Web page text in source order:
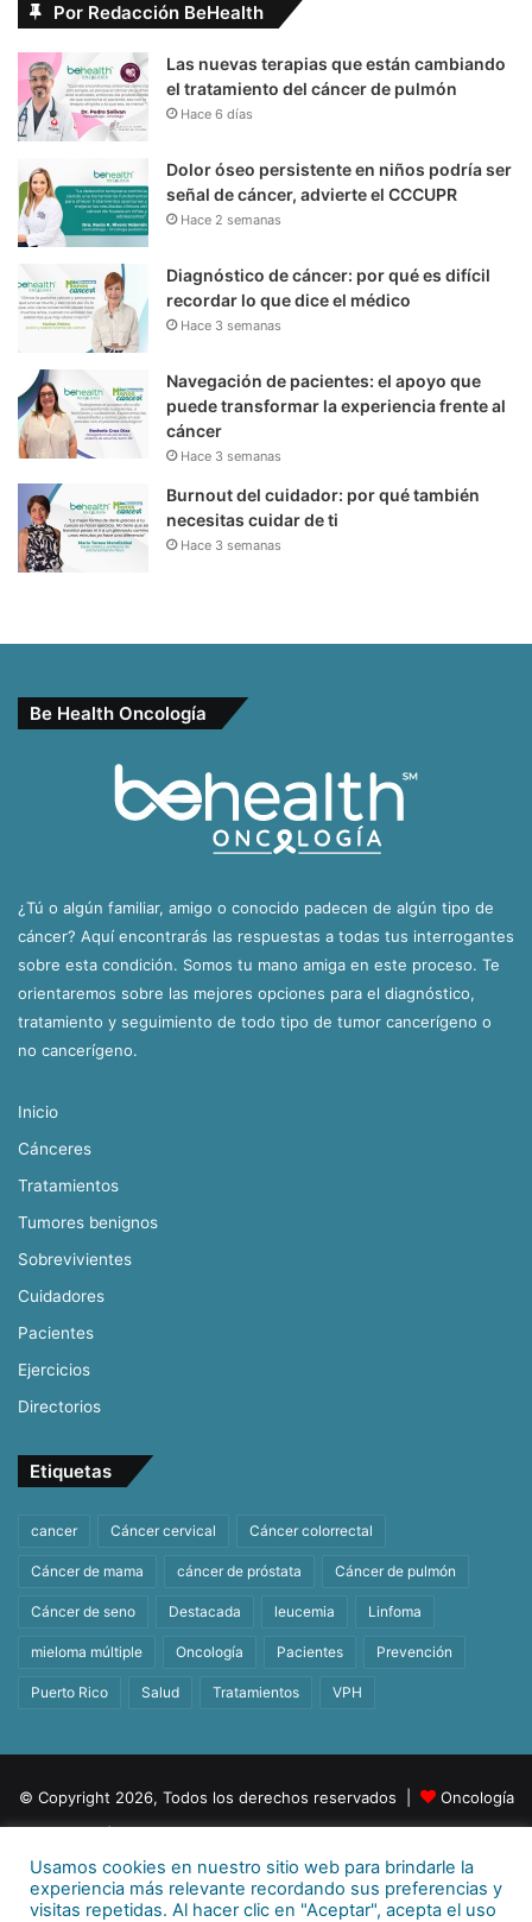
Por Redacción BeHealth
Las nuevas terapias que están cambiando
el tratamiento del cáncer de pulmón
Hace 6 días
Dolor óseo persistente en niños podría ser
señal de cáncer, advierte el CCCUPR
Hace 2 semanas
Diagnóstico de cáncer: por qué es difícil
recordar lo que dice el médico
Hace 3 semanas
Navegación de pacientes: el apoyo que
puede transformar la experiencia frente al
cáncer
Hace 3 semanas
Burnout del cuidador: por qué también
necesitas cuidar de ti
Hace 3 semanas
Be Health Oncología
¿Tú o algún familiar, amigo o conocido padecen de algún tipo de
cáncer? Aquí encontrarás las respuestas a todas tus interrogantes
sobre esta condición. Somos tu mano amiga en este proceso. Te
orientaremos sobre las mejores opciones para el diagnóstico,
tratamiento y seguimiento de todo tipo de tumor cancerígeno o
no cancerígeno.
Inicio
Cánceres
Tratamientos
Tumores benignos
Sobrevivientes
Cuidadores
Pacientes
Ejercicios
Directorios
Etiquetas
cancer Cáncer cervical Cáncer colorrectal
Cáncer de mama cáncer de próstata Cáncer de pulmón
Cáncer de seno Destacada leucemia Linfoma
mieloma múltiple Oncología Pacientes Prevención
Puerto Rico Salud Tratamientos VPH
© Copyright 2026, Todos los derechos reservados |
Oncología
Para más información
E-mail:info@behealthpr.com
Usamos cookies en nuestro sitio web para brindarle la
experiencia más relevante recordando sus preferencias y
visitas repetidas. Al hacer clic en "Aceptar", acepta el uso